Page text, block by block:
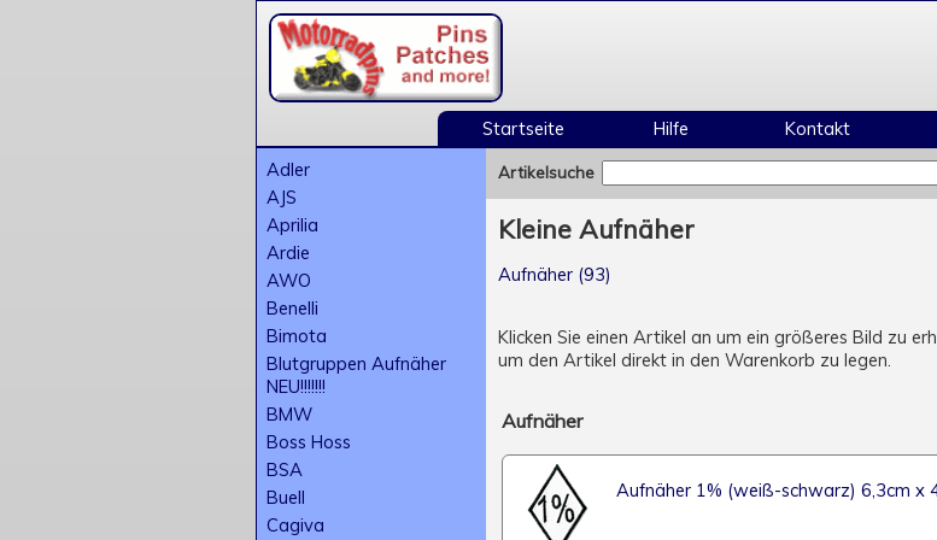
Startseite Hilfe Kontakt
Adler
AJS
Aprilia
Ardie
AWO
Benelli
Bimota
Blutgruppen Aufnäher
NEU!!!!!!!
BMW
Boss Hoss
BSA
Buell
Cagiva
Artikelsuche
Kleine Aufnäher
Aufnäher (93)
Klicken Sie einen Artikel an um ein größeres Bild zu
um den Artikel direkt in den Warenkorb zu legen.
Aufnäher
Aufnäher 1% (weiß-schwarz) 6,3cm x